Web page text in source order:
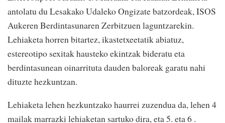
antolatu du Lesakako Udaleko Ongizate batzordeak, ISOS
Aukeren Berdintasunaren Zerbitzuen laguntzarekin.
Lehiaketa horren bitartez, ikastetxeetatik abiatuz,
estereotipo sexitak hausteko ekintzak bideratu eta
berdintasunean oinarrituta dauden baloreak garatu nahi
dituzte hezkuntzan.
Lehiaketa lehen hezkuntzako haurrei zuzendua da, lehen 4
mailak marrazki lehiaketan sartuko dira, eta 5. eta 6 .